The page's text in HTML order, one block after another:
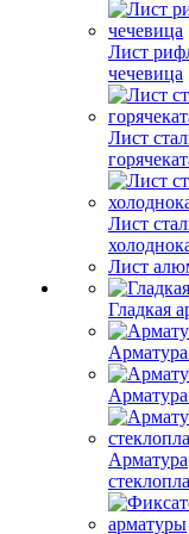
Лист
чечевица
Лист
Лист
Лист
Гладкая
Арматура